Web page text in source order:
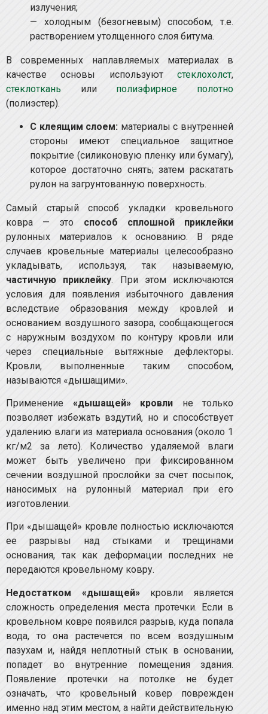
излучения;
— холодным (безогневым) способом, т.е.
растворением утолщенного слоя битума.
В современных наплавляемых материалах в
качестве основы используют стеклохолст,
стеклоткань или полиэфирное полотно
(полиэстер).
С клеящим слоем: материалы с внутренней
стороны имеют специальное защитное
покрытие (силиконовую пленку или бумагу),
которое достаточно снять; затем раскатать
рулон на загрунтованную поверхность.
Самый старый способ укладки кровельного
ковра — это способ сплошной приклейки
рулонных материалов к основанию. В ряде
случаев кровельные материалы целесообразно
укладывать, используя, так называемую,
частичную приклейку. При этом исключаются
условия для появления избыточного давления
вследствие образования между кровлей и
основанием воздушного зазора, сообщающегося
с наружным воздухом по контуру кровли или
через специальные вытяжные дефлекторы.
Кровли, выполненные таким способом,
называются «дышащими».
Применение «дышащей» кровли не только
позволяет избежать вздутий, но и способствует
удалению влаги из материала основания (около 1
кг/м2 за лето). Количество удаляемой влаги
может быть увеличено при фиксированном
сечении воздушной прослойки за счет посыпок,
наносимых на рулонный материал при его
изготовлении.
При «дышащей» кровле полностью исключаются
ее разрывы над стыками и трещинами
основания, так как деформации последних не
передаются кровельному ковру.
Недостатком «дышащей» кровли является
сложность определения места протечки. Если в
кровельном ковре появился разрыв, куда попала
вода, то она растечется по всем воздушным
пазухам и, найдя неплотный стык в основании,
попадет во внутренние помещения здания.
Появление протечки на потолке не будет
означать, что кровельный ковер поврежден
именно над этим местом, а найти действительную